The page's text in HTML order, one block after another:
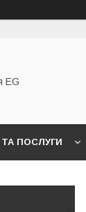
EG
ПОСЛУГИ